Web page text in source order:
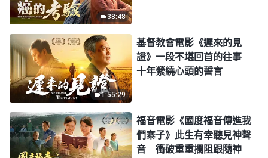
38:48
1:55:29
基督教會電影《遲來的見
證》一段不堪回首的往事
十年縈繞心頭的誓言
福音電影《國度福音傳進我
們寨子》此生有幸聽見神聲
音 衝破重重攔阻跟隨神